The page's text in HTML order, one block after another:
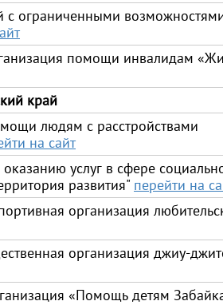
с ограниченными
помощи инвалидам
край
людям с расстройствами
на сайт
услуг в сфере
развития" перейти на
организация
организация джиу-
«Помощь детям